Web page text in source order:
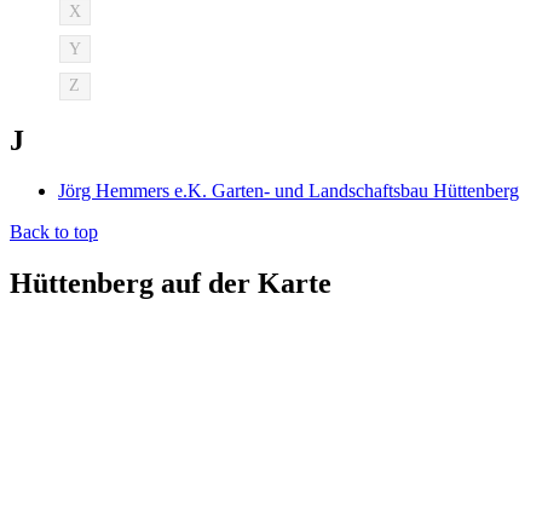
X
Y
Z
J
Jörg Hemmers e.K. Garten- und Landschaftsbau Hüttenberg
Back to top
Hüttenberg auf der Karte